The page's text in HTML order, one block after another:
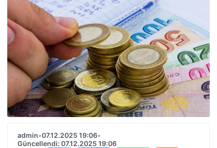
admin•07.12.2025 19:06•
Güncellendi: 07.12.2025 19:06